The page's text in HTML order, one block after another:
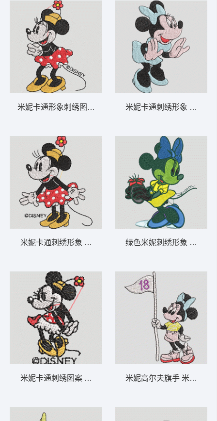
米妮卡通形象刺绣图案 米妮 57-DST格式
米妮卡通刺绣形象 米妮 56-DST格式
米妮卡通刺绣图案 米妮 55-DST格式
米妮卡通刺绣形象 米妮
绿色米妮刺绣形象 米妮
米妮高尔夫旗手 米妮 41-